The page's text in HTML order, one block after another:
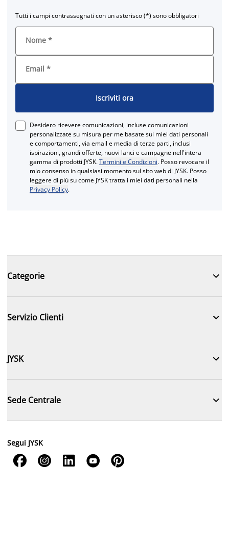
Tutti i campi contrassegnati con un asterisco (*) sono obbligatori
Nome *
Email *
Iscriviti ora
Desidero ricevere comunicazioni, incluse comunicazioni
personalizzate su misura per me basate sui miei dati personali
e comportamenti, via email e media di terze parti, inclusi
ispirazioni, grandi offerte, nuovi lanci e campagne nell'intera
gamma di prodotti JYSK.Termini e Condizioni. Posso revocare il
mio consenso in qualsiasi momento sul sito web di JYSK. Posso
leggere di più su come JYSK tratta i miei dati personali nella
Privacy Policy.
Categorie 
Servizio Clienti 
JYSK 
Sede Centrale 
Segui JYSK
    